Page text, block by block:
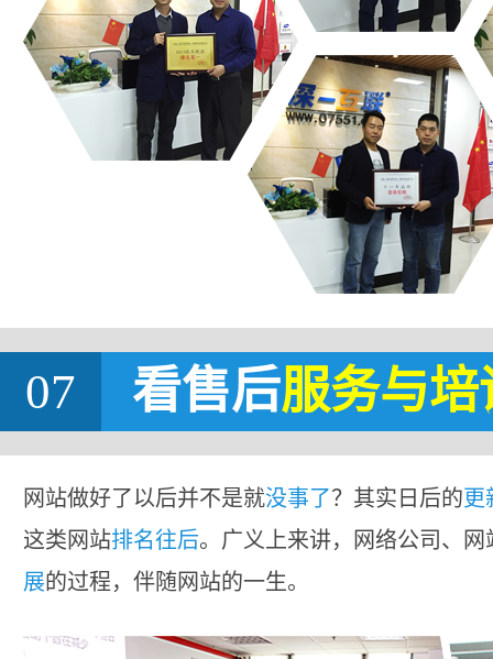
07 看售后服务与培
网站做好了以后并不是就没事了？其实日后的更
这类网站排名往后。广义上来讲，网络公司、
展的过程，伴随网站的一生。